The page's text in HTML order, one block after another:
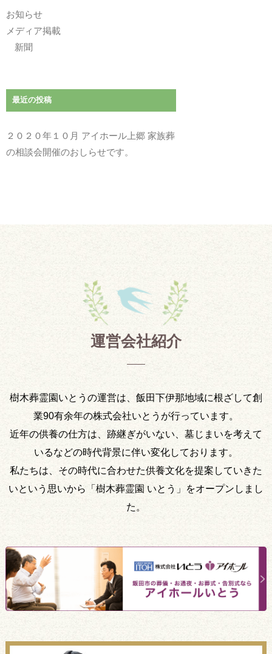
お知らせ
メディア掲載
新聞
最近の投稿
２０２０年１０月 アイホール上郷 家族葬
の相談会開催のおしらせです。
運営会社紹介
樹木葬霊園いとうの運営は、飯田下伊那地域に根ざして創
業90有余年の株式会社いとうが行っています。
近年の供養の仕方は、跡継ぎがいない、墓じまいを考えて
いるなどの時代背景に伴い変化しております。
私たちは、その時代に合わせた供養文化を提案していきた
いという思いから「樹木葬霊園 いとう」をオープンしまし
た。